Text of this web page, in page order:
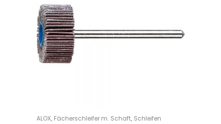
OPTIONS
ALOX, Fächerschleifer m. Schaft, Schleifen